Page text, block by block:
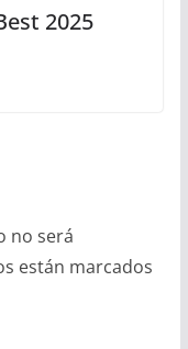
2025
no será
están marcados